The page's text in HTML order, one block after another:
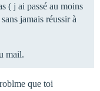
( j ai passé au moins
jamais réussir à
mail.
que toi